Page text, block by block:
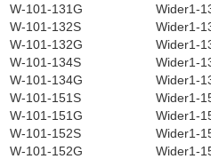
W-101-131G
Wider1-
W-101-132S
Wider1-
W-101-132G
Wider1-
W-101-134S
Wider1-
W-101-134G
Wider1-
W-101-151S
Wider1-
W-101-151G
Wider1-
W-101-152S
Wider1-
W-101-152G
Wider1-